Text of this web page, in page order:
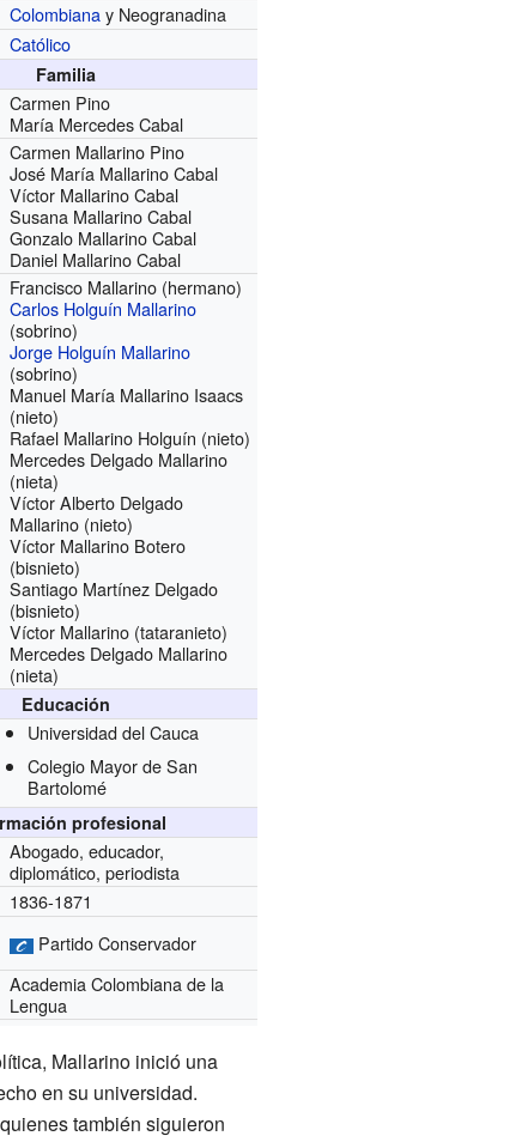
Colombianay Neogranadina
Católico
Familia
Carmen Pino
María Mercedes Cabal
Carmen Mallarino Pino
José María Mallarino Cabal
Víctor Mallarino Cabal
Susana Mallarino Cabal
Gonzalo Mallarino Cabal
Daniel Mallarino Cabal
Francisco Mallarino (hermano)
Carlos Holguín Mallarino
(sobrino)
Jorge Holguín Mallarino
(sobrino)
Manuel María Mallarino Isaacs
(nieto)
Rafael Mallarino Holguín (nieto)
Mercedes Delgado Mallarino
(nieta)
Víctor Alberto Delgado
Mallarino (nieto)
Víctor Mallarino Botero
(bisnieto)
Santiago Martínez Delgado
(bisnieto)
Víctor Mallarino (tataranieto)
Mercedes Delgado Mallarino
(nieta)
Educación
Universidad del Cauca
Colegio Mayor de San
Bartolomé
profesional
Abogado, educador,
diplomático, periodista
1836-1871
Partido Conservador
Academia Colombiana de la
Lengua
Mallarino inició una
en su universidad.
también siguieron